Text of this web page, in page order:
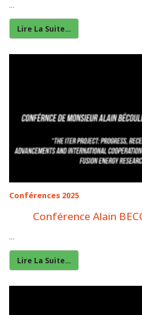
...
Lire La Suite…
Conférences 2025
Conférence Alain
...
Lire La Suite…